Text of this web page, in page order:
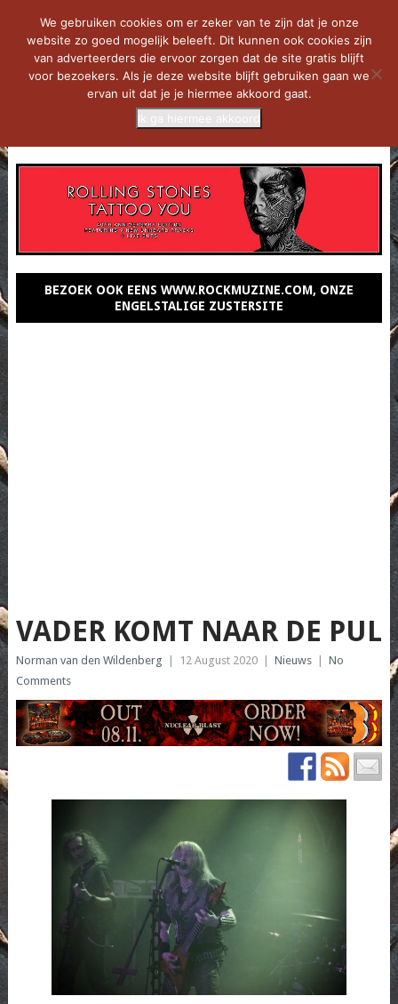
BEZOEK OOK EENS WWW.ROCKMUZINE.COM, ONZE
ENGELSTALIGE ZUSTERSITE
VADER KOMT NAAR DE PUL
Norman van den Wildenberg 12 August 2020 Nieuws
No
Comments
We gebruiken cookies om er zeker van te zijn dat je onze
website zo goed mogelijk beleeft. Dit kunnen ook cookies zijn
van adverteerders die ervoor zorgen dat de site gratis blijft
voor bezoekers. Als je deze website blijft gebruiken gaan we
ervan uit dat je je hiermee akkoord gaat.
Ik ga hiermee akkoord